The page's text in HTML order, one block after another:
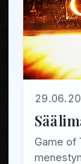
Game of